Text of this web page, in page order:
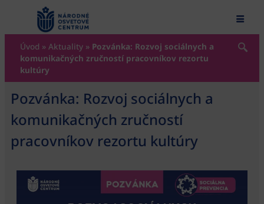
content
Úvod » Aktuality » Pozvánka: Rozvoj sociálnych a
komunikačných zručností pracovníkov rezortu
kultúry
Pozvánka: Rozvoj sociálnych a
komunikačných zručností
pracovníkov rezortu kultúry